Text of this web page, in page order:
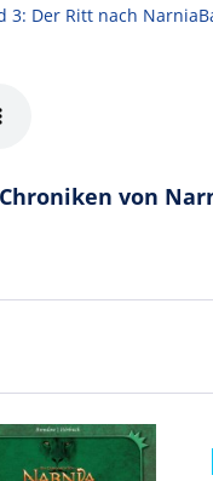
3: Der Ritt nach
von